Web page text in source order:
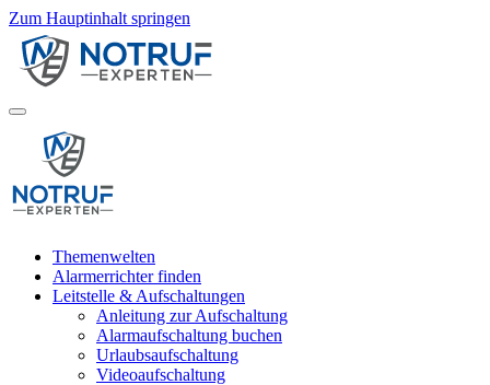
Zum Hauptinhalt springen
Themenwelten
Alarmerrichter finden
Leitstelle & Aufschaltungen
Anleitung zur Aufschaltung
Alarmaufschaltung buchen
Urlaubsaufschaltung
Videoaufschaltung